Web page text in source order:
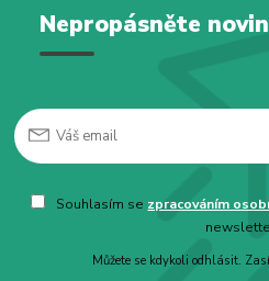
Nepropásněte
Souhlasím se zpracováním
Můžete se kdykoli odhlásit.